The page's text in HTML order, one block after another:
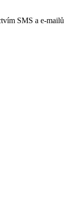
SMS a e-mailů